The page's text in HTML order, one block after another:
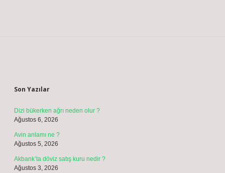
Son Yazılar
Dizi bükerken ağrı neden olur ?
Ağustos 6, 2026
Avin anlamı ne ?
Ağustos 5, 2026
Akbank’ta döviz satış kuru nedir ?
Ağustos 3, 2026